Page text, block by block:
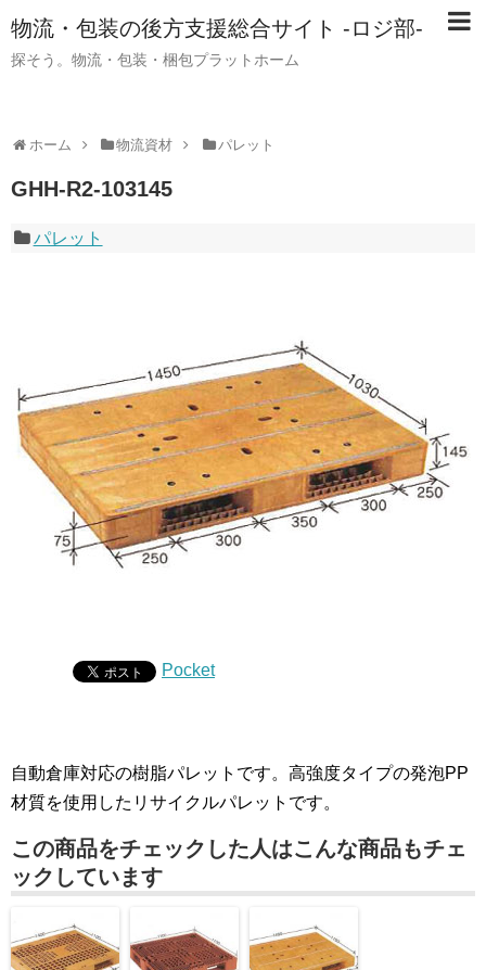
物流・包装の後方支援総合サイト -ロジ部-
探そう。物流・包装・梱包プラットホーム
ホーム 物流資材 パレット
GHH-R2-103145
パレット
Pocket
自動倉庫対応の樹脂パレットです。高強度タイプの発泡PP
材質を使用したリサイクルパレットです。
この商品をチェックした人はこんな商品もチェ
ックしています